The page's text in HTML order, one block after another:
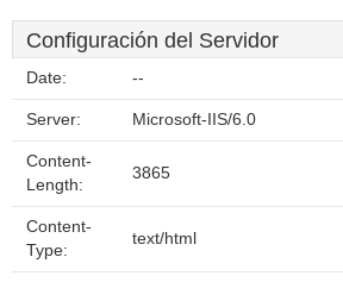
Configuración del Servidor
Date: --
Server: Microsoft-IIS/6.0
Content-
Length:
3865
Content-
Type:
text/html